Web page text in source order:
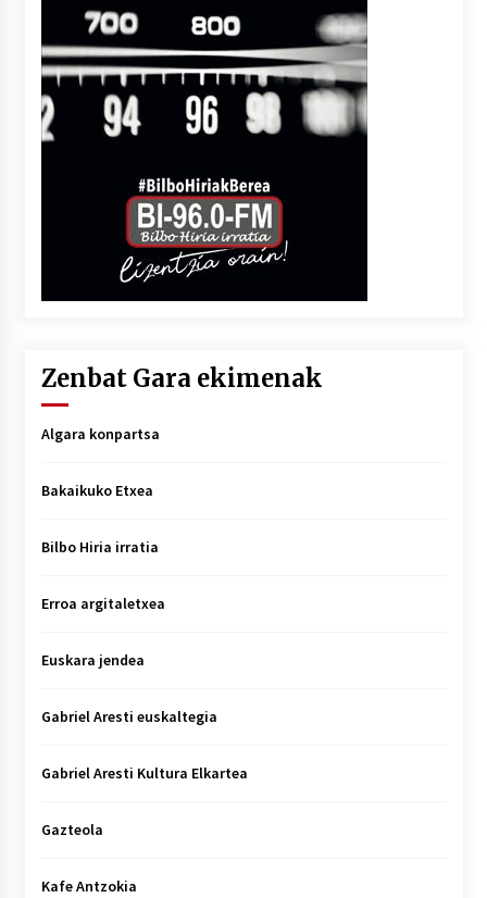
Zenbat Gara ekimenak
Algara konpartsa
Bakaikuko Etxea
Bilbo Hiria irratia
Erroa argitaletxea
Euskara jendea
Gabriel Aresti euskaltegia
Gabriel Aresti Kultura Elkartea
Gazteola
Kafe Antzokia